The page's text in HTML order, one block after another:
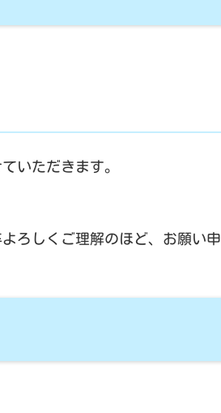
いただきます。
ろしくご理解のほど、お願い申